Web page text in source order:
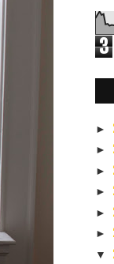
3
►
►
►
►
►
►
▼